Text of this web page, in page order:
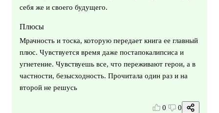
себя же и своего будущего.
Плюсы
Мрачность и тоска, которую передает книга ее главный
плюс. Чувствуется время даже постапокалипсиса и
угнетение. Чувствуешь все, что переживают герои, а в
частности, безысходность. Прочитала один раз и на
второй не решусь
0 0